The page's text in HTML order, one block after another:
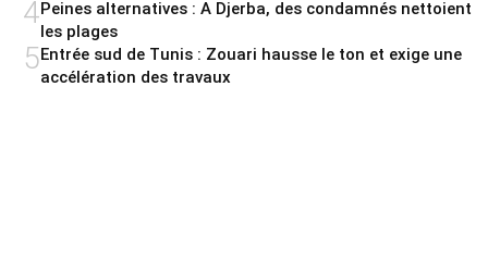
4Peines alternatives : A Djerba, des condamnés nettoient
les plages
5Entrée sud de Tunis : Zouari hausse le ton et exige une
accélération des travaux